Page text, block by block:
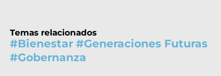
Temas relacionados
#Bienestar #Generaciones Futuras
#Gobernanza